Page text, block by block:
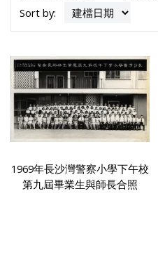
Sort by:
1969年長沙灣警察小學下午校
第九屆畢業生與師長合照